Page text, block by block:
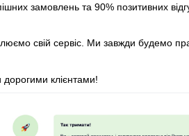
замовлень та 90% позитивних
свій сервіс. Ми завжди будемо
клієнтами!